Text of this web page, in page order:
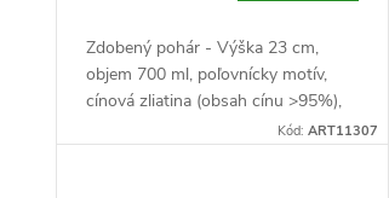
Zdobený pohár - Výška 23 cm,
objem 700 ml, poľovnícky motív,
cínová zliatina (obsah cínu >95%),
hmotnosť 633 g, striebornýKód:ART11307